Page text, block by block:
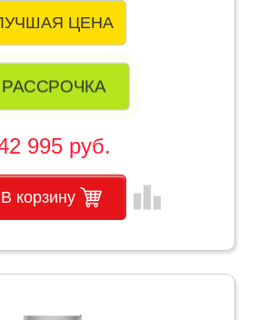
ЦЕНА
РАССРОЧКА
995 руб.
В корзину leaderboard